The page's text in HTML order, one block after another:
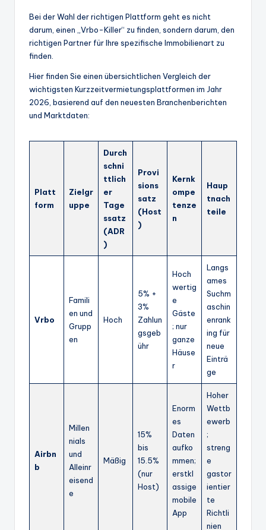
Bei der Wahl der richtigen Plattform geht es nicht
darum, einen „Vrbo-Killer“ zu finden, sondern darum, den
richtigen Partner für Ihre spezifische Immobilienart zu
finden.
Hier finden Sie einen übersichtlichen Vergleich der
wichtigsten Kurzzeitvermietungsplattformen im Jahr
2026, basierend auf den neuesten Branchenberichten
und Marktdaten:
Platt
form
Zielgr
uppe
Durch
schni
ttlich
er
Tage
ssatz
(ADR
)
Provi
sions
satz
(Host
)
Kernk
ompe
tenze
n
Haup
tnach
teile
Vrbo
Famili
en und
Grupp
en
Hoch
5% +
3%
Zahlun
gsgeb
ühr
Hoch
wertig
e
Gäste
; nur
ganze
Häuse
r
Langs
ames
Suchm
aschin
enrank
ing für
neue
Einträ
ge
Airbn
b
Millen
nials
und
Alleinr
eisend
e
Mäßig
15%
bis
15.5%
(nur
Host)
Enorm
es
Daten
aufko
mmen;
erstkl
assige
mobile
App
Hoher
Wettb
ewerb
;
streng
e
gastor
ientier
te
Richtli
nien